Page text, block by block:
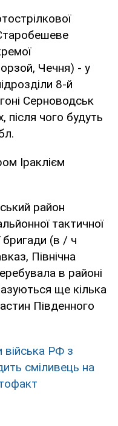
Чечня) - у
8-й
Серноводськ
після чого будуть
Іраклієм
район
тактичної
бригади (в / ч
Північна
в районі
ще кілька
Південного
РФ з
сміливець на